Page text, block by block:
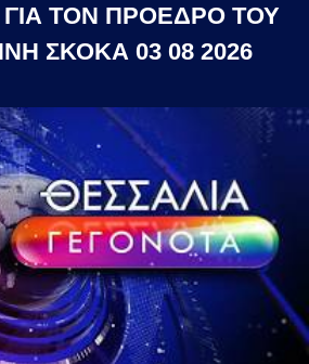
ΓΙΑ ΤΟΝ ΠΡΟΕΔΡΟ ΤΟΥ
ΣΚΟΚΑ 03 08 2026